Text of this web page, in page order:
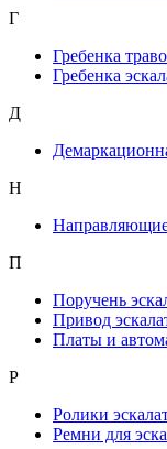
Г
Гребенка
Гребенка
Д
Н
П
Поручень
Привод
Платы и
Р
Ролики
Ремни для